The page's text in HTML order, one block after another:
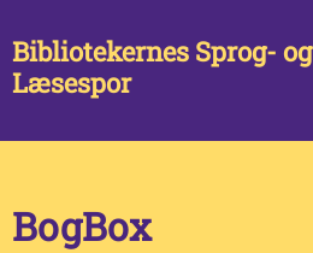
Bibliotekernes Sprog- og
Læsespor
BogBox